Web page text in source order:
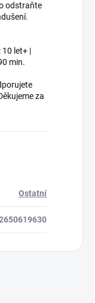
odstraňte
10 let+ |
min.
za
Ostatní